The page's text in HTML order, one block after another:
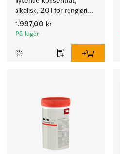
alkalisk, 20 l for rengjøring
av hvite tekstiler og
fargeekte, kulørte tekstiler.
1.997,00 kr
På lager